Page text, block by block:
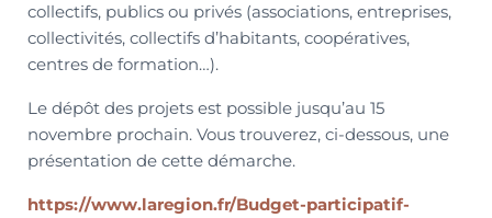
collectifs, publics ou privés (associations, entreprises,
collectivités, collectifs d’habitants, coopératives,
centres de formation…).
Le dépôt des projets est possible jusqu’au 15
novembre prochain. Vous trouverez, ci-dessous, une
présentation de cette démarche.
https://www.laregion.fr/Budget-participatif-